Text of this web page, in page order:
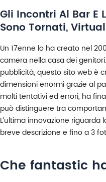
Gli Incontri Al Bar E
Sono Tornati,
Un 17enne lo ha creato nel
camera nella casa dei
pubblicità, questo sito web è
dimensioni enormi grazie al
molti tentativi ed errori, ha
può distinguere tra
L’ultima innovazione
breve descrizione e fino a 3
Che fantastic